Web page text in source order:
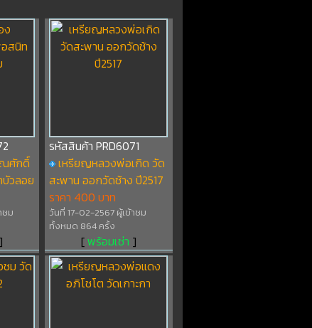
ศักดิ์
วลอย
ชม
]
รหัสสินค้า PRD6071
เหรียญหลวงพ่อเกิด วัด
สะพาน ออกวัดช้าง ปี2517
ราคา 400 บาท
วันที่ 17-02-2567 ผู้เข้าชม
ทั้งหมด 864 ครั้ง
[พร้อมเช่า ]